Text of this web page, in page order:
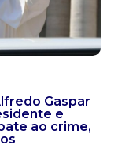
Gaspar
e
ao crime,